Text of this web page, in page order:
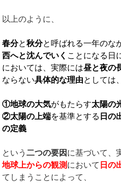
以上のように、
春分と秋分と呼ばれる一年のな
西へと沈んでいく ことになる日
においては、実際には昼と夜の
ならない具体的な理由としては、
①地球の大気がもたらす太陽の
②太陽の上端を基準とする 日の
の定義
という二つの要因 に基づいて、
地球上からの観測 において 日の
てしまうことによって、